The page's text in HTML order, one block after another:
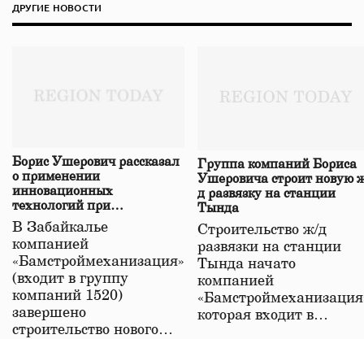
ДРУГИЕ НОВОСТИ
Борис Ушерович рассказал
о применении
инновационных
технологий при
строительстве нового моста
в Забайкалье
В Забайкалье
компанией
«Бамстроймеханизация»
(входит в группу
компаний 1520)
завершено
строительство нового…
Группа компаний Бориса
Ушеровича строит новую
д развязку на станции
Тында
Строительство ж/д
развязки на станции
Тында начато
компанией
которая входит в…